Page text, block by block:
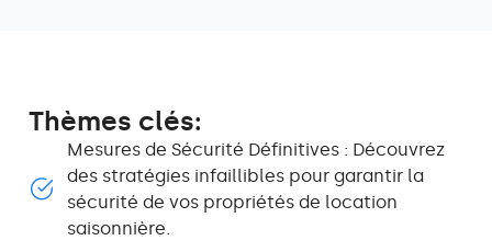
Thèmes clés:
Mesures de Sécurité Définitives : Découvrez
des stratégies infaillibles pour garantir la
sécurité de vos propriétés de location
saisonnière.